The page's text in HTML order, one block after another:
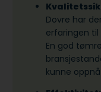
Dovre har
erfaringen til
En god
kunne